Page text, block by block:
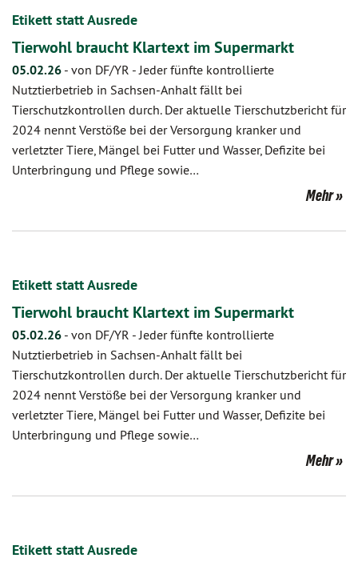
Etikett statt Ausrede
Tierwohl braucht Klartext im Supermarkt
05.02.26 - von DF/YR -Jeder fünfte kontrollierte
Nutztierbetrieb in Sachsen-Anhalt fällt bei
Tierschutzkontrollen durch. Der aktuelle Tierschutzbericht für
2024 nennt Verstöße bei der Versorgung kranker und
verletzter Tiere, Mängel bei Futter und Wasser, Defizite bei
Unterbringung und Pflege sowie…
Mehr
Etikett statt Ausrede
Tierwohl braucht Klartext im Supermarkt
05.02.26 - von DF/YR -Jeder fünfte kontrollierte
Nutztierbetrieb in Sachsen-Anhalt fällt bei
Tierschutzkontrollen durch. Der aktuelle Tierschutzbericht für
2024 nennt Verstöße bei der Versorgung kranker und
verletzter Tiere, Mängel bei Futter und Wasser, Defizite bei
Unterbringung und Pflege sowie…
Mehr
Etikett statt Ausrede